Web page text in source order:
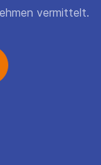
vermittelt.